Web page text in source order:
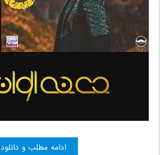
ادامه مطلب و دانلود